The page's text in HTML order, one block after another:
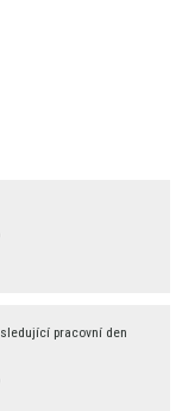
pracovní den